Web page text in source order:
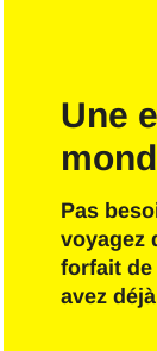
Une
Pas
voyagez
forfait de
avez
la
à
Ou